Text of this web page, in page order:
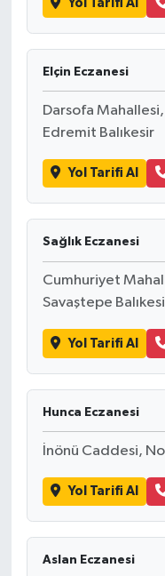
Yol Tarifi Al
Elçin Eczanesi
Darsofa
Edremit Balıkesir
Yol Tarifi Al
Sağlık Eczanesi
Cumhuriyet
Savaştepe
Yol Tarifi Al
Hunca Eczanesi
İnönü Caddesi,
Yol Tarifi Al
Aslan Eczanesi